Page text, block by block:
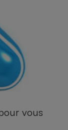
vous